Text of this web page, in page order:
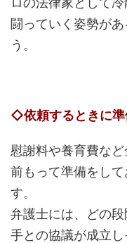
闘っていく姿勢が
う。
◇依頼するときに準
慰謝料や養育費など
前もって準備をし
す。
弁護士には、どの
手との協議が成立